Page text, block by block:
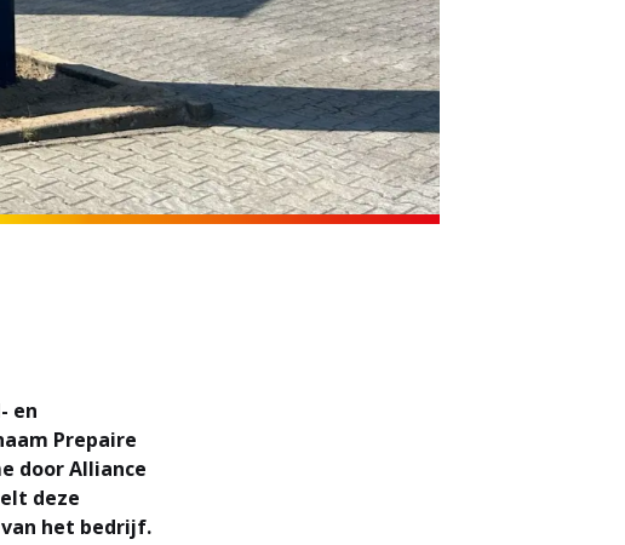
en
Prepaire
door Alliance
deze
het bedrijf.